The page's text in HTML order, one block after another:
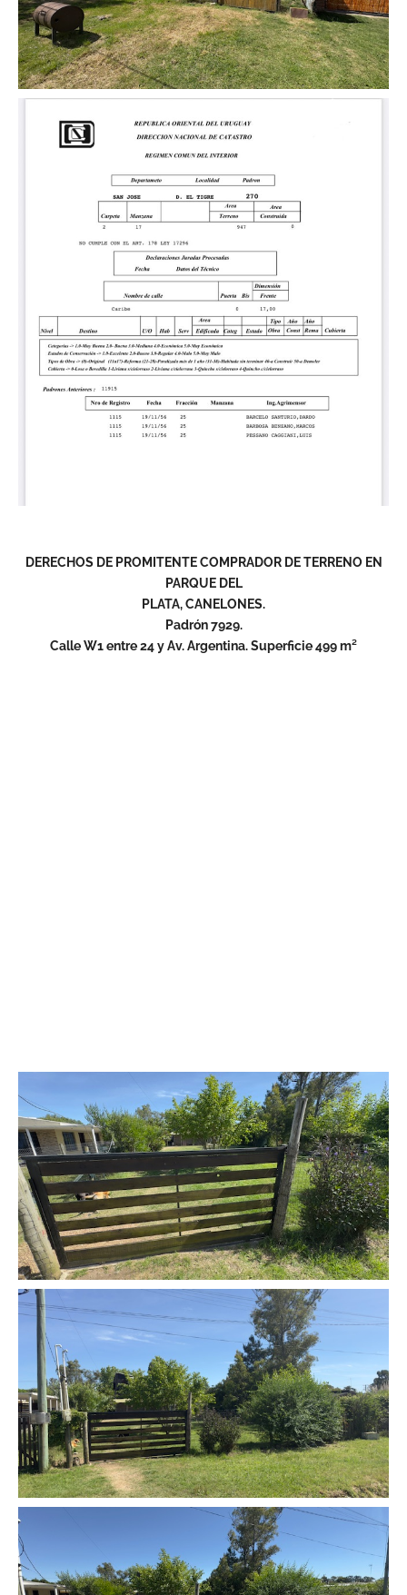
DERECHOS DE PROMITENTE COMPRADOR DE TERRENO EN
PARQUE DEL
PLATA, CANELONES.
Padrón 7929.
Calle W1 entre 24 y Av. Argentina. Superficie 499 m²